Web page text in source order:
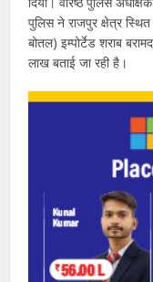
पुलिस ने राजपुर क्षेत्र
बोतल) इम्पोर्टेड शराब
लाख बताई जा रही है।